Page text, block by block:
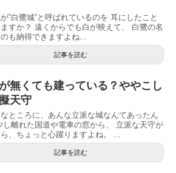
”白鷺城”と呼ばれているのを 耳にしたこと
すか？ 遠くからでも白が映えて、 白鷺の名
も納得できますよね...
記事を読む
無くても建っている？ややこし
天守
なところに、あんな立派な城なんてあったん
し離れた国道や電車の窓から、 立派な天守が
、ちょっと心躍りますよね。 ...
記事を読む